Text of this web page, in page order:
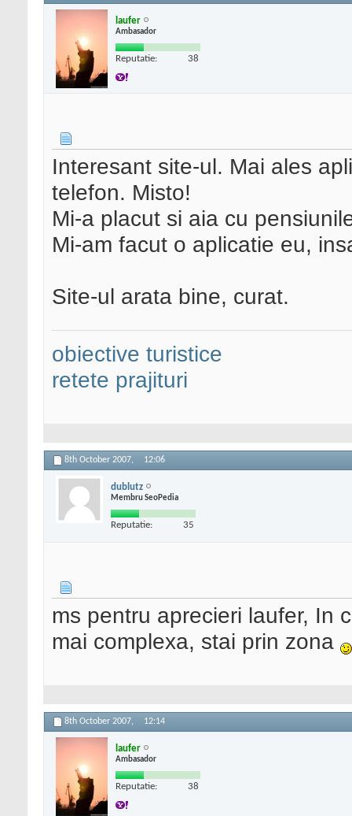
laufer
Ambasador
Reputatie: 38
Interesant site-ul. Mai ales
telefon. Misto!
Mi-a placut si aia cu
Mi-am facut o aplicatie eu,
Site-ul arata bine, curat.
obiective turistice
retete prajituri
8th October 2007, 12:06
dublutz
Membru SeoPedia
Reputatie: 35
ms pentru aprecieri laufer, In
mai complexa, stai prin zona
8th October 2007, 12:14
laufer
Ambasador
Reputatie: 38